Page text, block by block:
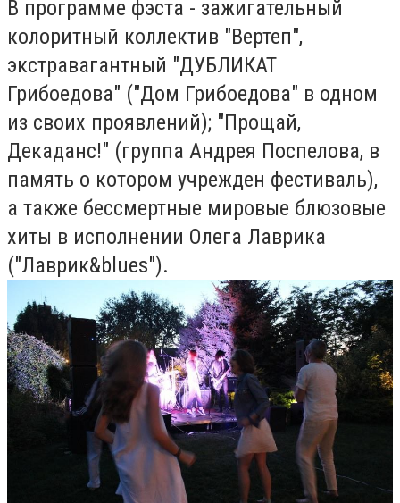
В программе фэста - зажигательный
колоритный коллектив "Вертеп",
экстравагантный "ДУБЛИКАТ
Грибоедова" ("Дом Грибоедова" в одном
из своих проявлений); "Прощай,
Декаданс!" (группа Андрея Поспелова, в
память о котором учрежден фестиваль),
а также бессмертные мировые блюзовые
хиты в исполнении Олега Лаврика
("Лаврик&blues").